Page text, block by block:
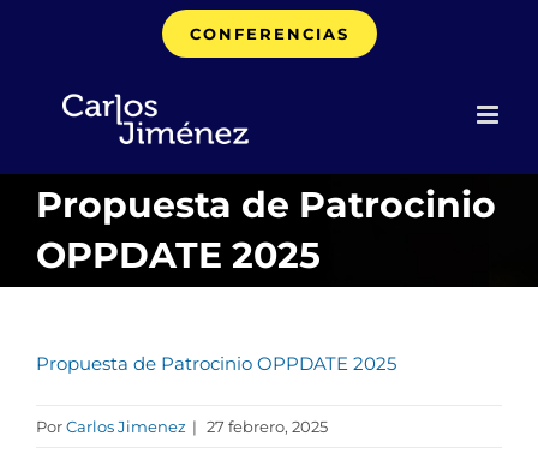
CONFERENCIAS
Propuesta de Patrocinio
OPPDATE 2025
Propuesta de Patrocinio OPPDATE 2025
PorCarlos Jimenez | 27 febrero, 2025